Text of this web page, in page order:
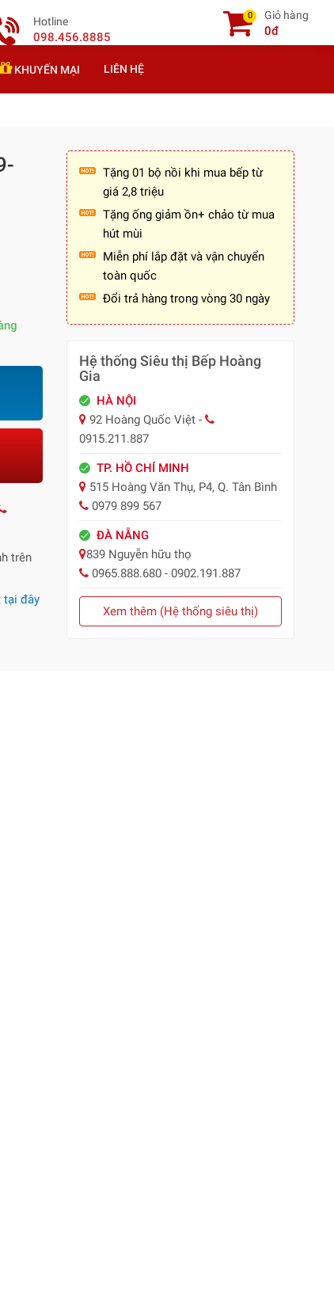
Hotline
098.456.8885
0 Giỏ hàng
0đ
KHUYẾN MẠI LIÊN HỆ
trên
tại đây
Tặng 01 bộ nồi khi mua bếp từ
giá 2,8 triệu
Tặng ống giảm ồn+ chảo từ mua
hút mùi
Miễn phí lắp đặt và vận chuyển
toàn quốc
Đổi trả hàng trong vòng 30 ngày
Hệ thống Siêu thị Bếp Hoàng
Gia
HÀ NỘI
92 Hoàng Quốc Việt -
0915.211.887
TP. HỒ CHÍ MINH
515 Hoàng Văn Thụ, P4, Q. Tân Bình
0979 899 567
ĐÀ NẴNG
839 Nguyễn hữu thọ
0965.888.680 - 0902.191.887
Xem thêm (Hệ thống siêu thị)